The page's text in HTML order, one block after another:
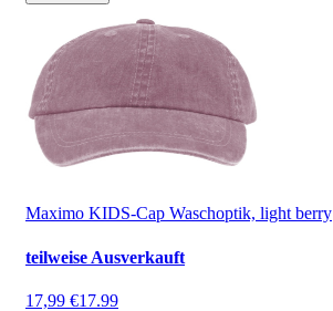
Maximo KIDS-Cap Waschoptik, light berry
teilweise Ausverkauft
17,99 €17.99